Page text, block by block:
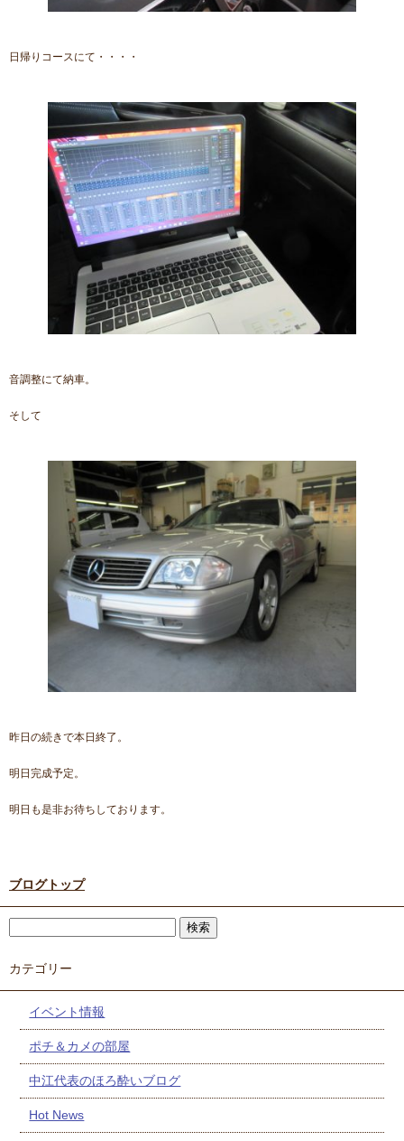
日帰りコースにて・・・・
音調整にて納車。
そして
昨日の続きで本日終了。
明日完成予定。
明日も是非お待ちしております。
ブログトップ
カテゴリー
イベント情報
ポチ＆カメの部屋
中江代表のほろ酔いブログ
Hot News